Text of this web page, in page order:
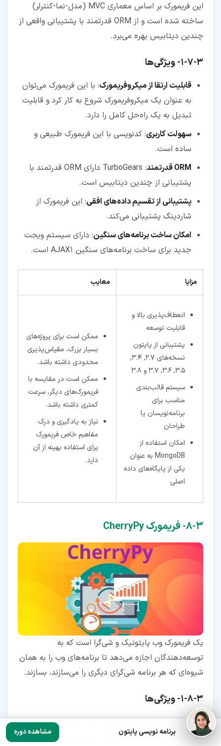
این فریمورک بر اساس معماری MVC (مدل-نما-کنترلر)
ساخته شده است و از ORM قدرتمند با پشتیبانی واقعی از
چندین دیتابیس بهره می‌برد.
۳‏-‏۷‏-‏۱‏- ویژگی‌ها
قابلیت ارتقا از میکروفریمورک: با این فریمورک می‌توان
به عنوان یک میکروفریمورک شروع به کار کرد و قابلیت
تبدیل به یک راه‌حل کامل را دارد.
سهولت کاربری: کدنویسی با این فریمورک طبیعی و
ساده است.
ORM قدرتمند
: TurboGears دارای ORM قدرتمند با
پشتیبانی از چندین دیتابیس است.
پشتیبانی از تقسیم داده‌های افقی: این فریمورک از
شاردینگ پشتیبانی می‌کند.
امکان ساخت برنامه‌های سنگین: دارای سیستم ویجت
جدید برای ساخت برنامه‌های سنگین AJAX1 است.
مزایا معایب
انعطاف‌پذیری بالا و
قابلیت توسعه
پشتیبانی از پایتون
نسخه‌های 2.7, 3.4,
3.5, 3.6, 3.7 و 3.8
سیستم قالب‌بندی
مناسب برای
برنامه‌نویسان یا
طراحان
امکان استفاده از
MongoDB به عنوان
یکی از پایگاه‌های داده
اصلی
ممکن است برای پروژه‌های
بسیار بزرگ، مقیاس‌پذیری
محدودی داشته باشد.
ممکن است در مقایسه با
فریمورک‌های دیگر، سرعت
کمتری داشته باشد.
نیاز به یادگیری و درک
مفاهیم خاص فریمورک
برای استفاده بهینه از آن
دارد.
۳‏-‏۸‏- فریمورک CherryPy
یک فریمورک وب پایتونیک و شی‌گرا است که به
توسعه‌دهندگان اجازه می‌دهد تا برنامه‌های وب را به همان
شیوه‌ای که هر برنامه شی‌گرای دیگری را می‌سازند، بسازند.
۳‏-‏۸‏-‏۱‏- ویژگی‌ها
سادگی:
CherryPy به عنوان یکی از فریمورک های
پایتون مینیمالیستی شناخته می‌شود که به
برنامه نویسی پایتون مشاهده دوره